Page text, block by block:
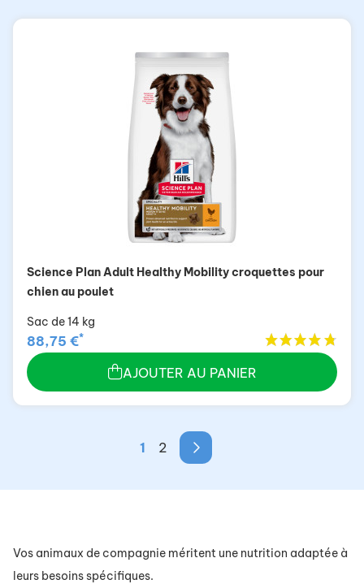
Vos animaux de compagnie méritent une nutrition adaptée à
leurs besoins spécifiques.
Science Plan Adult Healthy Mobility croquettes pour
chien au poulet
Sac de 14 kg
88,75 €*
AJOUTER AU PANIER
1 2